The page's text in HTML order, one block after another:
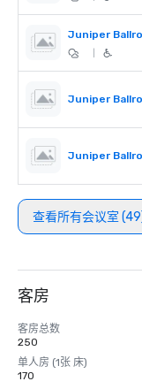
Juniper
查看所有会议室
客房
客房总数
250
单人房 (1张 床)
170